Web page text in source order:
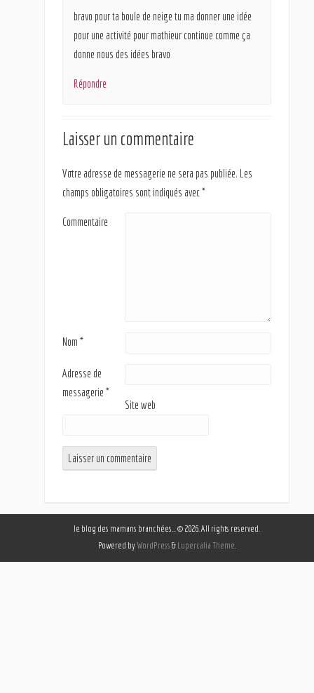
bravo pour ta boule de neige tu ma donner une idée
pour une activité pour mathieur continue comme ça
donne nous des idées bravo
Répondre
Laisser un commentaire
Votre adresse de messagerie ne sera pas publiée. Les
champs obligatoires sont indiqués avec*
Commentaire
Nom*
Adresse de
messagerie*
Site web
le blog des mamans branchées… © 2026. All rights reserved.
Powered by WordPress & Lupercalia Theme.